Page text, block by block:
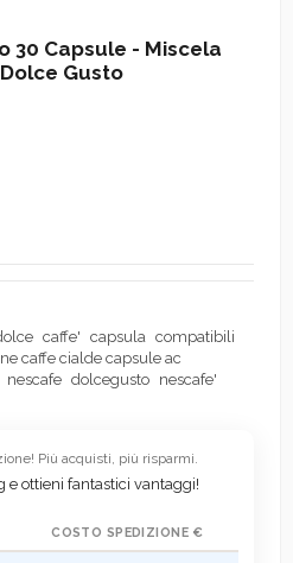
30 Capsule - Miscela
Gusto
caffe' capsula
compatibili
caffe cialde capsule ac
nescafe dolcegusto
nescafe'
Più acquisti, più risparmi.
e ottieni fantastici vantaggi!
COSTO SPEDIZIONE €